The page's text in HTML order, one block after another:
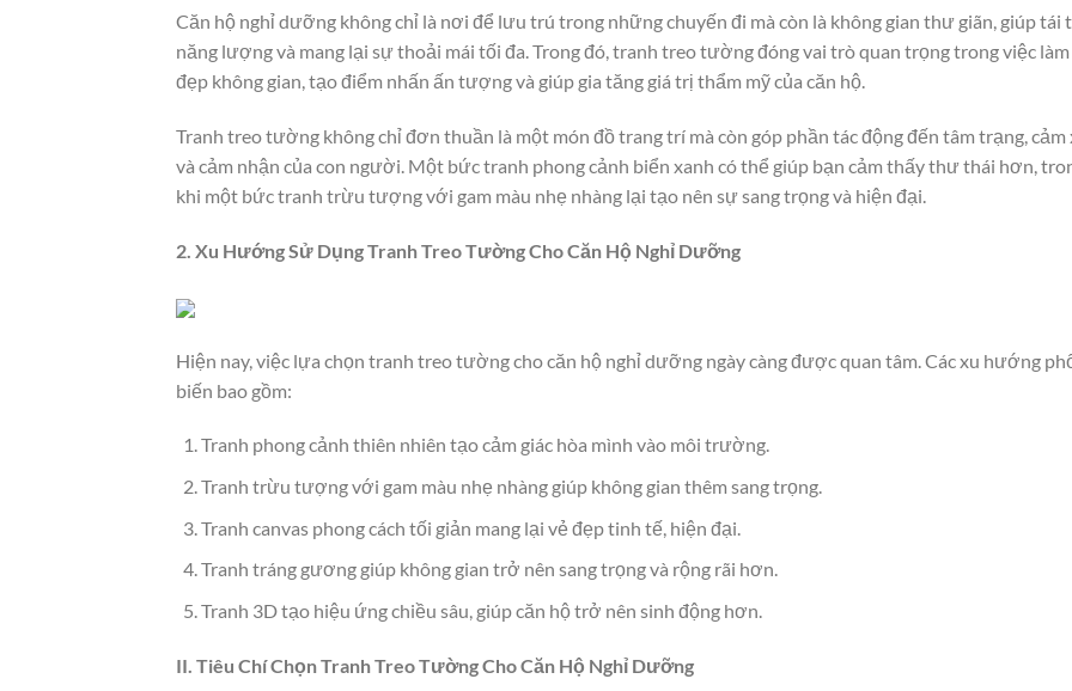
Căn hộ nghỉ dưỡng không chỉ là nơi để lưu trú trong những chuyến đi mà còn là không gian thư giãn, giúp tái
năng lượng và mang lại sự thoải mái tối đa. Trong đó, tranh treo tường đóng vai trò quan trọng trong việc làm
đẹp không gian, tạo điểm nhấn ấn tượng và giúp gia tăng giá trị thẩm mỹ của căn hộ.
Tranh treo tường không chỉ đơn thuần là một món đồ trang trí mà còn góp phần tác động đến tâm trạng, cảm
và cảm nhận của con người. Một bức tranh phong cảnh biển xanh có thể giúp bạn cảm thấy thư thái hơn,
khi một bức tranh trừu tượng với gam màu nhẹ nhàng lại tạo nên sự sang trọng và hiện đại.
2. Xu Hướng Sử Dụng Tranh Treo Tường Cho Căn Hộ Nghỉ Dưỡng
Hiện nay, việc lựa chọn tranh treo tường cho căn hộ nghỉ dưỡng ngày càng được quan tâm. Các xu hướng
biến bao gồm:
Tranh phong cảnh thiên nhiên tạo cảm giác hòa mình vào môi trường.
Tranh trừu tượng với gam màu nhẹ nhàng giúp không gian thêm sang trọng.
Tranh canvas phong cách tối giản mang lại vẻ đẹp tinh tế, hiện đại.
Tranh tráng gương giúp không gian trở nên sang trọng và rộng rãi hơn.
Tranh 3D tạo hiệu ứng chiều sâu, giúp căn hộ trở nên sinh động hơn.
II. Tiêu Chí Chọn Tranh Treo Tường Cho Căn Hộ Nghỉ Dưỡng